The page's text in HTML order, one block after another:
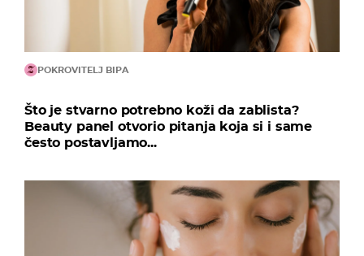
POKROVITELJ BIPA
Što je stvarno potrebno koži da zablista?
Beauty panel otvorio pitanja koja si i same
često postavljamo...